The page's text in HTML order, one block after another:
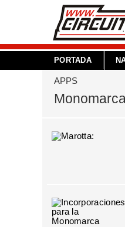
PORTADA
APPS